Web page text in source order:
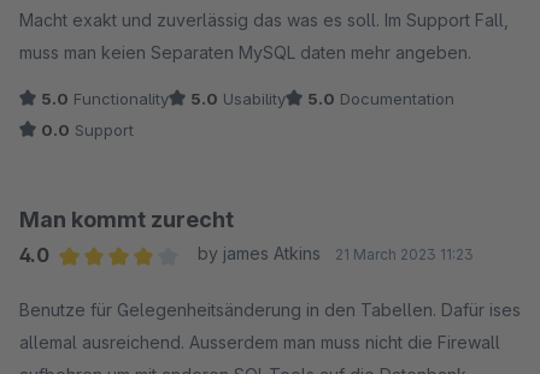
Macht exakt und zuverlässig das was es soll. Im Support Fall,
muss man keien Separaten MySQL daten mehr angeben.
5.0 Functionality 5.0 Usability 5.0 Documentation
0.0 Support
Man kommt zurecht
4.0
by james Atkins 21 March 2023 11:23
Benutze für Gelegenheitsänderung in den Tabellen. Dafür ises
allemal ausreichend. Ausserdem man muss nicht die Firewall